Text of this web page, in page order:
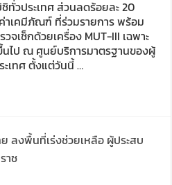
วประเทศ ส่วนลดร้อยละ 20
าเคมีภัณฑ์ ที่ร่วมรายการ พร้อม
จเช็กด้วยเครื่อง MUT-III เฉพาะ
ไป ณ ศูนย์บริการมาตรฐานของผู้
เทศ ตั้งแต่วันนี้ …
ลงพื้นที่เร่งช่วยเหลือ ผู้ประสบ
าช